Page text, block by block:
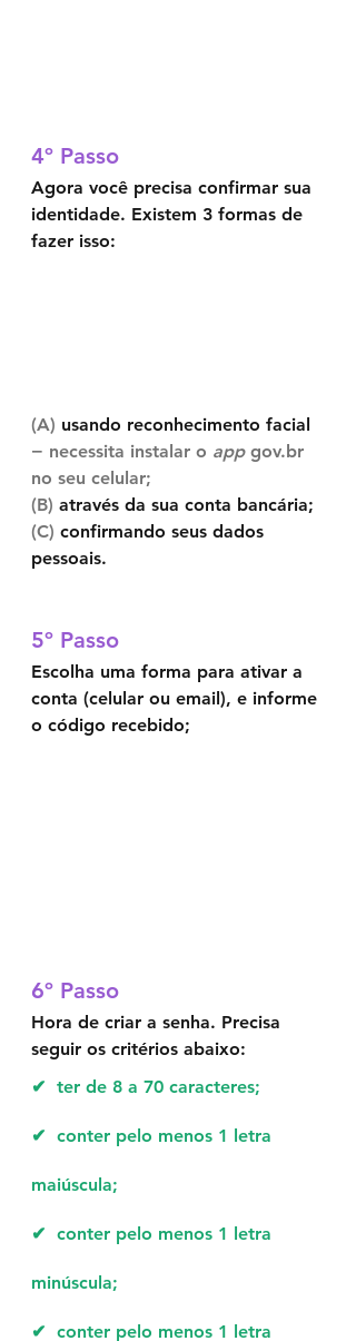
Agora você precisa confirmar sua
identidade. Existem 3 formas de
fazer isso:
(A) usando reconhecimento facial
− necessita instalar o app gov.br
no seu celular;
(B) através da sua conta bancária;
(C) confirmando seus dados
pessoais.
Escolha uma forma para ativar a
conta (celular ou email), e informe
o código recebido;
Hora de criar a senha. Precisa
seguir os critérios abaixo:
✔
  ter de 8 a 70 caracteres;
✔ conter pelo menos 1 letra
maiúscula;
✔ conter pelo menos 1 letra
minúscula;
✔ conter pelo menos 1 letra
Powered by